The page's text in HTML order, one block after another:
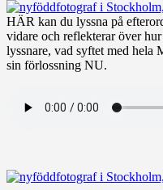
HÄR kan du lyssna på
vidare och reflekterar över
lyssnare, vad syftet med hela
sin förlossning NU.